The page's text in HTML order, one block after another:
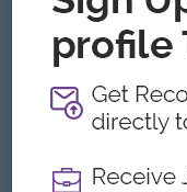
Benefit
company's
ထူးခြားချက်မ
အောင်မြ